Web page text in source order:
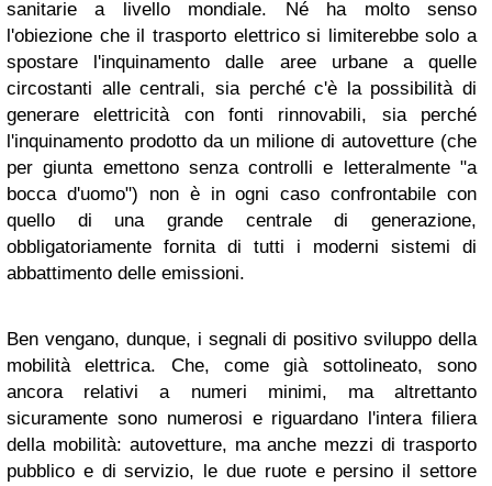
sanitarie a livello mondiale. Né ha molto senso
l'obiezione che il trasporto elettrico si limiterebbe solo a
spostare l'inquinamento dalle aree urbane a quelle
circostanti alle centrali, sia perché c'è la possibilità di
generare elettricità con fonti rinnovabili, sia perché
l'inquinamento prodotto da un milione di autovetture (che
per giunta emettono senza controlli e letteralmente "a
bocca d'uomo") non è in ogni caso confrontabile con
quello di una grande centrale di generazione,
obbligatoriamente fornita di tutti i moderni sistemi di
abbattimento delle emissioni.
Ben vengano, dunque, i segnali di positivo sviluppo della
mobilità elettrica. Che, come già sottolineato, sono
ancora relativi a numeri minimi, ma altrettanto
sicuramente sono numerosi e riguardano l'intera filiera
della mobilità: autovetture, ma anche mezzi di trasporto
pubblico e di servizio, le due ruote e persino il settore